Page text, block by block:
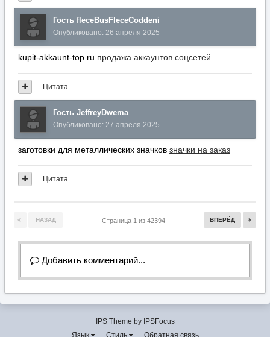
Гость fleceBusFleceCoddeni
Опубликовано: 26 апреля 2025
kupit-akkaunt-top.ru продажа аккаунтов соцсетей
Цитата
Гость JeffreyDwema
Опубликовано: 27 апреля 2025
заготовки для металлических значков значки на заказ
Цитата
НАЗАД ВПЕРЁД
Страница 1 из 42394
Добавить комментарий...
IPS Theme by IPSFocus
Язык
Стиль Обратная связь